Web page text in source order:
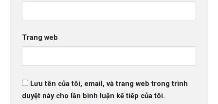
Trang web
Lưu tên của tôi, email, và trang web trong trình
duyệt này cho lần bình luận kế tiếp của tôi.